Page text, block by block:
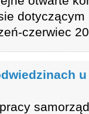
czerwiec